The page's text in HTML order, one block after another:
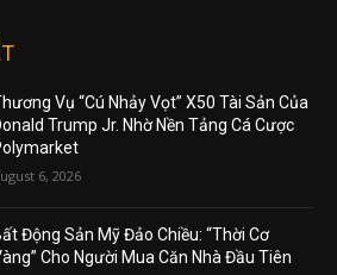
Vụ “Cú Nhảy Vọt” X50 Tài Sản Của
Trump Jr. Nhờ Nền Tảng Cá Cược
6, 2026
Động Sản Mỹ Đảo Chiều: “Thời Cơ
Cho Người Mua Căn Nhà Đầu Tiên